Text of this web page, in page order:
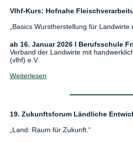
Vlhf-Kurs: Hofnahe
„Basics Wurstherstellung für
ab 16. Januar 2026 l Berufsschule
Verband der Landwirte mit
(vlhf) e.V.
Weiterlesen
19. Zukunftsforum Ländliche
„Land: Raum für Zukunft.“